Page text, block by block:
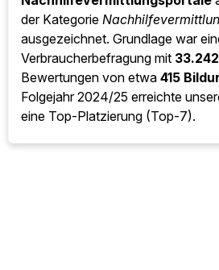
der Kategorie
ausgezeichnet. Grundlage war
Verbraucherbefragung mit
Bewertungen von etwa 415
Folgejahr 2024/25 erreichte
eine Top-Platzierung (Top-7).